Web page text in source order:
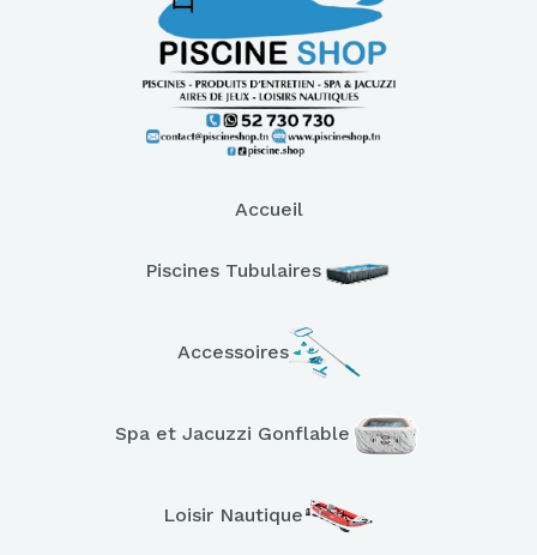
Accueil
Piscines Tubulaires
Accessoires
Spa et Jacuzzi Gonflable
Loisir Nautique